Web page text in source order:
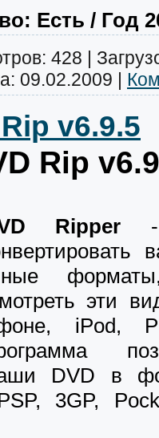
Есть / Год
428 |
09.02.2009 |
v6.9.5
Rip
Ripper -
эти
iPod,
DVD в
3GP,